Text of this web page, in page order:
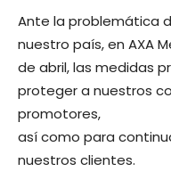
Ante la problemática
nuestro país, en AXA
de abril, las medidas
proteger a nuestros
promotores,
así como para
nuestros clientes.